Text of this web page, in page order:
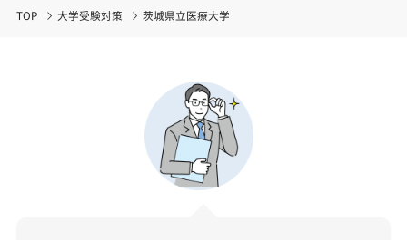
TOP 大学受験対策 茨城県立医療大学